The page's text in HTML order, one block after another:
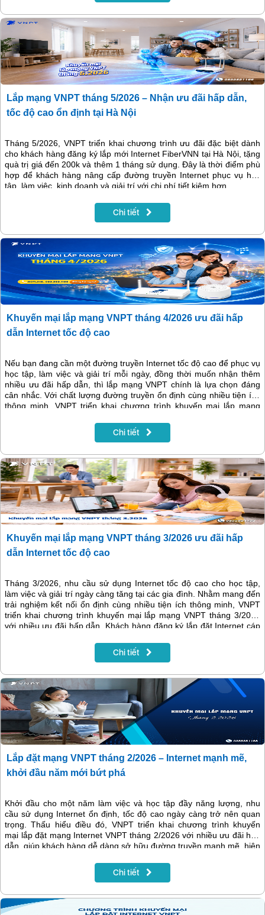
Lắp mạng VNPT tháng 5/2026 – Nhận ưu đãi hấp dẫn,
tốc độ cao ổn định tại Hà Nội
Tháng 5/2026, VNPT triển khai chương trình ưu đãi đặc biệt dành
cho khách hàng đăng ký lắp mới Internet FiberVNN tại Hà Nội, tặng
quà trị giá đến 200k và thêm 1 tháng sử dụng. Đây là thời điểm phù
hợp để khách hàng nâng cấp đường truyền Internet phục vụ học
tập, làm việc, kinh doanh và giải trí với chi phí tiết kiệm hơn.
Chi tiết
Khuyến mại lắp mạng VNPT tháng 4/2026 ưu đãi hấp
dẫn Internet tốc độ cao
Nếu bạn đang cần một đường truyền Internet tốc độ cao để phục vụ
học tập, làm việc và giải trí mỗi ngày, đồng thời muốn nhận thêm
nhiều ưu đãi hấp dẫn, thì lắp mạng VNPT chính là lựa chọn đáng
cân nhắc. Với chất lượng đường truyền ổn định cùng nhiều tiện ích
thông minh, VNPT triển khai chương trình khuyến mại lắp mạng
Chi tiết
Khuyến mại lắp mạng VNPT tháng 3/2026 ưu đãi hấp
dẫn Internet tốc độ cao
Tháng 3/2026, nhu cầu sử dụng Internet tốc độ cao cho học tập,
làm việc và giải trí ngày càng tăng tại các gia đình. Nhằm mang đến
trải nghiệm kết nối ổn định cùng nhiều tiện ích thông minh, VNPT
triển khai chương trình khuyến mại lắp mạng VNPT tháng 3/2026
với nhiều ưu đãi hấp dẫn. Khách hàng đăng ký lắp đặt Internet cáp
tốc độ cao mà còn được tích hợp các giải pháp bảo mật hiện đại
như GreenNet hoặc Family Safe. Đặc biệt, khi thanh toán trước 12
phí và có thể trang bị thêm thiết bị WiFi Mesh 6 mở rộng vùng phủ
sóng trong nhà với chi phí rất tiết kiệm.
Chi tiết
Lắp đặt mạng VNPT tháng 2/2026 – Internet mạnh mẽ,
khởi đầu năm mới bứt phá
Khởi đầu cho một năm làm việc và học tập đầy năng lượng, nhu
cầu sử dụng Internet ổn định, tốc độ cao ngày càng trở nên quan
trọng. Thấu hiểu điều đó, VNPT triển khai chương trình khuyến
mại lắp đặt mạng Internet VNPT tháng 2/2026 với nhiều ưu đãi hấp
dẫn, giúp khách hàng dễ dàng sở hữu đường truyền mạnh mẽ, hiện
Chi tiết